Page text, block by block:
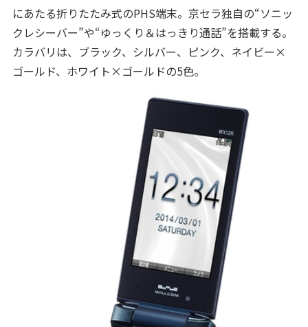
にあたる折りたたみ式のPHS端末。京セラ独自の“ソニッ
クレシーバー”や“ゆっくり＆はっきり通話”を搭載する。
カラバリは、ブラック、シルバー、ピンク、ネイビー×
ゴールド、ホワイト×ゴールドの5色。